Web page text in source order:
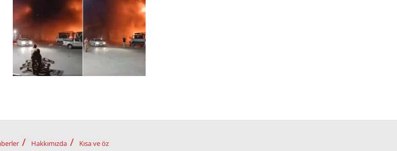
Hakkımızda Kısa ve öz